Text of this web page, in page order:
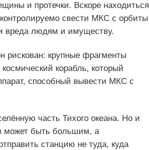
и протечки. Вскоре находиться
свести МКС с орбиты
вреда людям и имуществу.
рискован: крупные фрагменты
корабль, который
способный вывести МКС с
часть Тихого океана. Но и
может быть большим, а
станцию не туда, куда